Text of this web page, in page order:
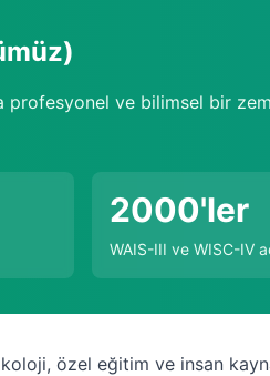
ve bilimsel bir
2000'ler
WAIS-III ve WISC-IV
özel eğitim ve insan